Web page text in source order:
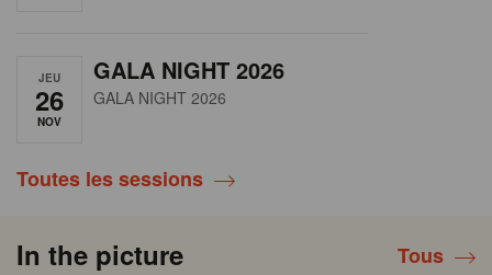
JEU
26
NOV
GALA NIGHT 2026
GALA NIGHT 2026
Toutes les sessions
In the picture Tous